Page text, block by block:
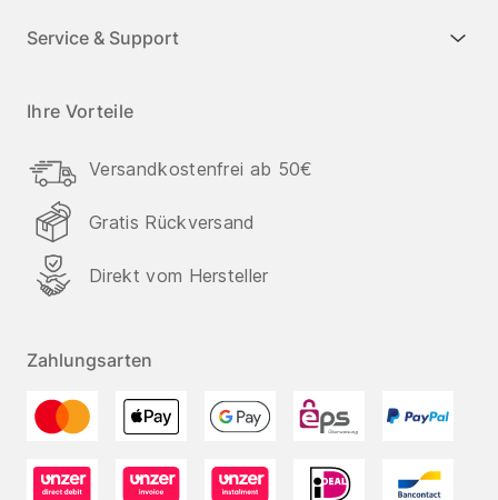
Service & Support
Ihre Vorteile
Versandkostenfrei ab 50€
Gratis Rückversand
Direkt vom Hersteller
Zahlungsarten